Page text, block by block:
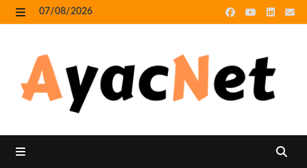
Skip
to
07/08/2026